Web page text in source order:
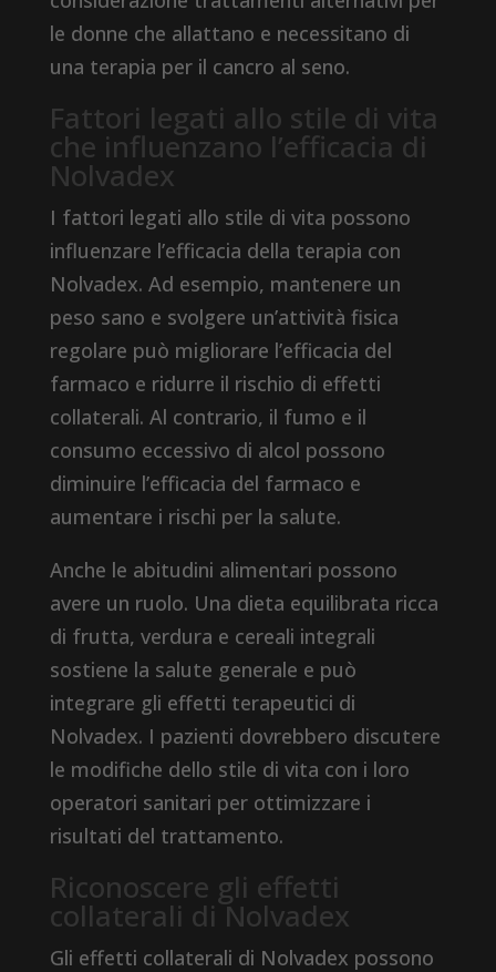
le donne che allattano e necessitano di
una terapia per il cancro al seno.
Fattori legati allo stile di vita
che influenzano l’efficacia di
Nolvadex
I fattori legati allo stile di vita possono
influenzare l’efficacia della terapia con
Nolvadex. Ad esempio, mantenere un
peso sano e svolgere un’attività fisica
regolare può migliorare l’efficacia del
farmaco e ridurre il rischio di effetti
collaterali. Al contrario, il fumo e il
consumo eccessivo di alcol possono
diminuire l’efficacia del farmaco e
aumentare i rischi per la salute.
Anche le abitudini alimentari possono
avere un ruolo. Una dieta equilibrata ricca
di frutta, verdura e cereali integrali
sostiene la salute generale e può
integrare gli effetti terapeutici di
Nolvadex. I pazienti dovrebbero discutere
le modifiche dello stile di vita con i loro
operatori sanitari per ottimizzare i
risultati del trattamento.
Riconoscere gli effetti
collaterali di Nolvadex
Gli effetti collaterali di Nolvadex possono